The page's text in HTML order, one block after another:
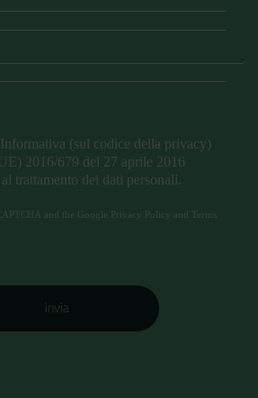
Informativa (sul codice della privacy)
2016/679 del 27 aprile 2016
trattamento dei dati personali.
and the Google Privacy Policy and Terms
invia